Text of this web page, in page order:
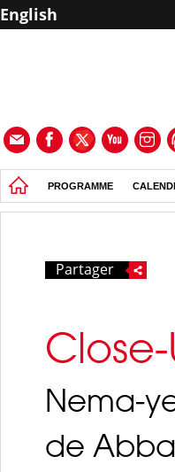
English
PROGRAMME
Partager
Nema-
de